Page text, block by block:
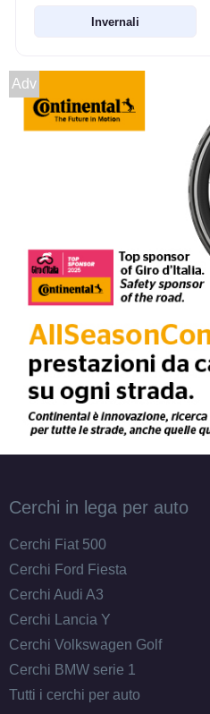
Invernali
Adv
Cerchi in lega per auto
Cerchi Fiat 500
Cerchi Ford Fiesta
Cerchi Audi A3
Cerchi Lancia Y
Cerchi Volkswagen Golf
Cerchi BMW serie 1
Tutti i cerchi per auto